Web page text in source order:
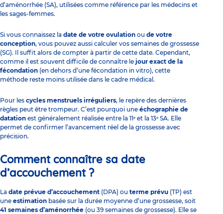
d’aménorrhée (SA), utilisées comme référence par les médecins et
les sages-femmes.
Si vous connaissez la date de votre ovulation ou de votre
conception, vous pouvez aussi calculer vos semaines de grossesse
(SG). Il suffit alors de compter à partir de cette date. Cependant,
comme il est souvent difficile de connaître le jour exact de la
fécondation (en dehors d’une fécondation in vitro), cette
méthode reste moins utilisée dans le cadre médical.
Pour les cycles menstruels irréguliers, le repère des dernières
règles peut être trompeur. C’est pourquoi une échographie de
datation est généralement réalisée entre la 11ᵉ et la 13ᵉ SA. Elle
permet de confirmer l’avancement réel de la grossesse avec
précision.
Comment connaître sa date
d’accouchement ?
La date prévue d’accouchement (DPA) ou terme prévu (TP) est
une estimation basée sur la durée moyenne d’une grossesse, soit
41 semaines d’aménorrhée (ou 39 semaines de grossesse). Elle se